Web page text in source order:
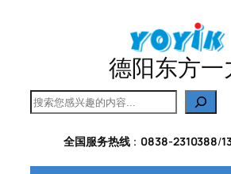
德阳东方一
搜
索
全国服务热线： 0838-2310388/